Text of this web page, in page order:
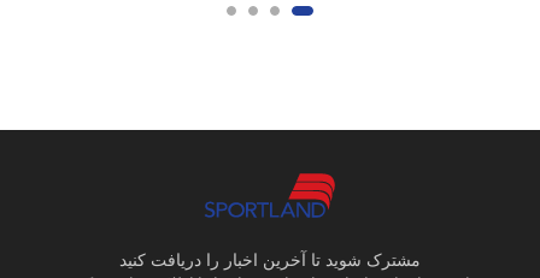
مشترک شوید تا آخرین اخبار را دریافت کنید